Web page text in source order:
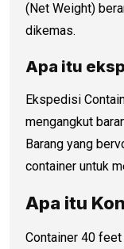
(Net Weight)
dikemas.
Apa itu
Ekspedisi
mengangkut
Barang yang
container untuk
Apa itu
Container 40